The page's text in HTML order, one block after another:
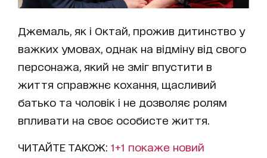
Джемаль, як і Октай, прожив дитинство у
важких умовах, однак на відміну від свого
персонажа, який не зміг впустити в
життя справжнє кохання, щасливий
батько та чоловік і не дозволяє ролям
впливати на своє особисте життя.
ЧИТАЙТЕ ТАКОЖ: 1+1 покаже новий